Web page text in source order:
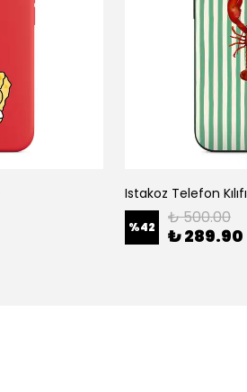
Istakoz Telefon Kılıfı
%42 ₺ 500.00
₺ 289.90